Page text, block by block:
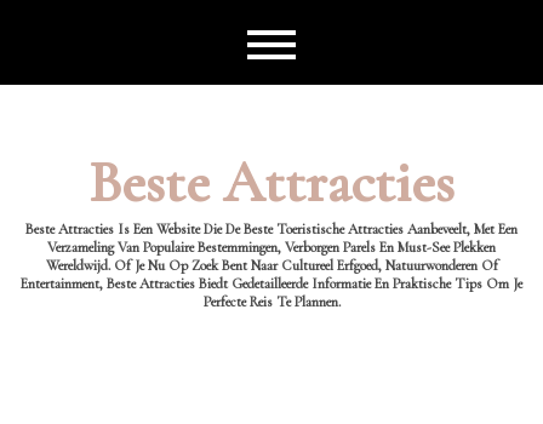
Beste Attracties
Beste Attracties Is Een Website Die De Beste Toeristische Attracties Aanbeveelt, Met Een
Verzameling Van Populaire Bestemmingen, Verborgen Parels En Must-See Plekken
Wereldwijd. Of Je Nu Op Zoek Bent Naar Cultureel Erfgoed, Natuurwonderen Of
Entertainment, Beste Attracties Biedt Gedetailleerde Informatie En Praktische Tips Om Je
Perfecte Reis Te Plannen.